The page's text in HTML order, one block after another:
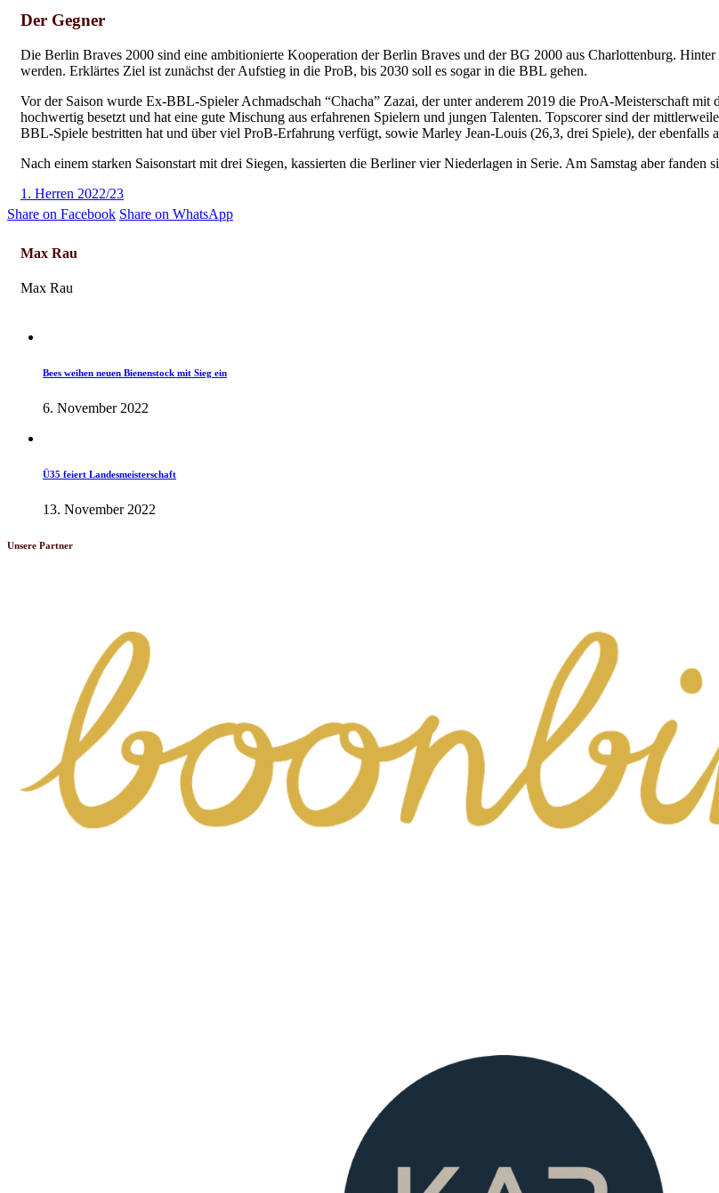
Der Gegner
Die Berlin Braves 2000 sind eine ambitionierte Kooperation der Berlin Braves und der BG 2000 aus Charlottenburg.
werden. Erklärtes Ziel ist zunächst der Aufstieg in die ProB, bis 2030 soll es sogar in die BBL gehen.
Vor der Saison wurde Ex-BBL-Spieler Achmadschah “Chacha” Zazai, der unter anderem 2019 die ProA-Meisterschaft
hochwertig besetzt und hat eine gute Mischung aus erfahrenen Spielern und jungen Talenten. Topscorer sind der
BBL-Spiele bestritten hat und über viel ProB-Erfahrung verfügt, sowie Marley Jean-Louis (26,3, drei Spiele), der ebenfalls
Nach einem starken Saisonstart mit drei Siegen, kassierten die Berliner vier Niederlagen in Serie. Am Samstag aber
1. Herren 2022/23
Share on Facebook Share on WhatsApp
Max Rau
Max Rau
Bees weihen neuen Bienenstock mit Sieg ein
6. November 2022
Ü35 feiert Landesmeisterschaft
13. November 2022
Unsere Partner